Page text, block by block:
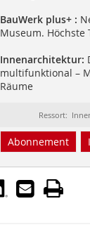
BauWerk plus+ :
Museum. Höchste
Innenarchitektur:
multifunktional –
Räume
Ressort:
Abonnement